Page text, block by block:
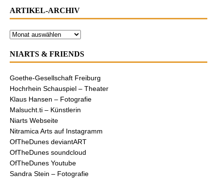
ARTIKEL-ARCHIV
NIARTS & FRIENDS
Goethe-Gesellschaft Freiburg
Hochrhein Schauspiel – Theater
Klaus Hansen – Fotografie
Malsucht.ti – Künstlerin
Niarts Webseite
Nitramica Arts auf Instagramm
OfTheDunes deviantART
OfTheDunes soundcloud
OfTheDunes Youtube
Sandra Stein – Fotografie